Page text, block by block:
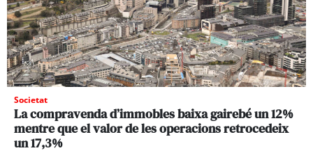
Societat
La compravenda d’immobles baixa gairebé un 12%
mentre que el valor de les operacions retrocedeix
un 17,3%